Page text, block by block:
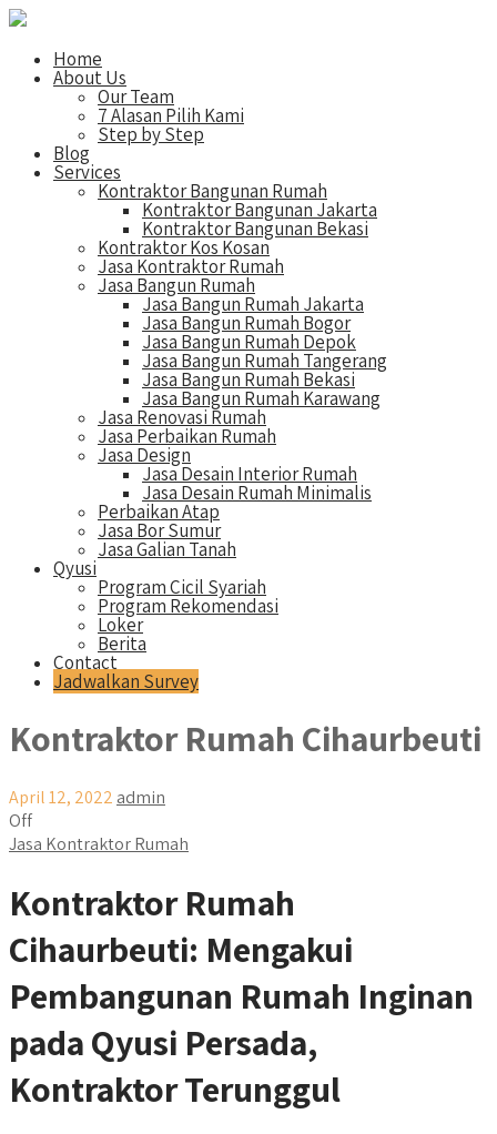
Home
About Us
Our Team
7 Alasan Pilih Kami
Step by Step
Blog
Services
Kontraktor Bangunan Rumah
Kontraktor Bangunan Jakarta
Kontraktor Bangunan Bekasi
Kontraktor Kos Kosan
Jasa Kontraktor Rumah
Jasa Bangun Rumah
Jasa Bangun Rumah Jakarta
Jasa Bangun Rumah Bogor
Jasa Bangun Rumah Depok
Jasa Bangun Rumah Tangerang
Jasa Bangun Rumah Bekasi
Jasa Bangun Rumah Karawang
Jasa Renovasi Rumah
Jasa Perbaikan Rumah
Jasa Design
Jasa Desain Interior Rumah
Jasa Desain Rumah Minimalis
Perbaikan Atap
Jasa Bor Sumur
Jasa Galian Tanah
Qyusi
Program Cicil Syariah
Program Rekomendasi
Loker
Berita
Contact
Jadwalkan Survey
Kontraktor Rumah Cihaurbeuti
April 12, 2022 admin
Off
Jasa Kontraktor Rumah
Kontraktor Rumah
Cihaurbeuti: Mengakui
Pembangunan Rumah Inginan
pada Qyusi Persada,
Kontraktor Terunggul